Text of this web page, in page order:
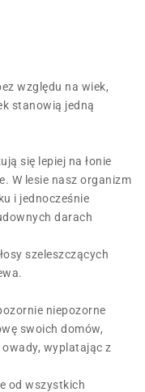
względu na wiek,
stanowią jedną
się lepiej na łonie
W lesie nasz organizm
i jednocześnie
darach
szeleszczących
niepozorne
swoich domów,
wyplatając z
od wszystkich